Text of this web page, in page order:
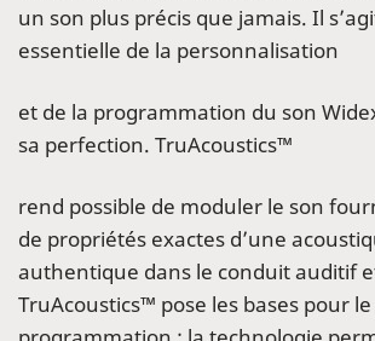
un son plus précis que jamais. Il
essentielle de la personnalisation
et de la programmation du son
sa perfection. TruAcoustics™
rend possible de moduler le son
de propriétés exactes d’une
authentique dans le conduit auditif
TruAcoustics™ pose les bases pour